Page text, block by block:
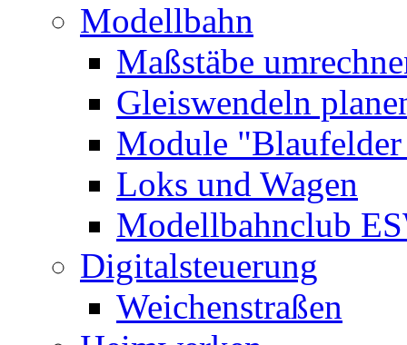
Modellbahn
Maßstäbe
Gleiswendeln
Module
Loks und Wagen
Modellbahnclub
Digitalsteuerung
Weichenstraßen